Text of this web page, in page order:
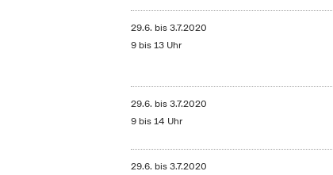
29.6. bis3.7.2020
9 bis 13 Uhr
29.6. bis3.7.2020
9 bis 14 Uhr
29.6. bis3.7.2020